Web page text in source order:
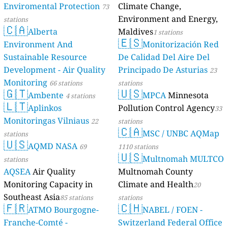
Enviromental Protection 73
stations
🇨🇦Alberta
Environment And
Sustainable Resource
Development - Air Quality
Monitoring 66 stations
🇬🇹Ambente 4 stations
🇱🇹Aplinkos
Monitoringas Vilniaus 22
stations
🇺🇸AQMD NASA 69
stations
AQSEAAir Quality
Monitoring Capacity in
Southeast Asia85 stations
🇫🇷ATMO Bourgogne-
Franche-Comté -
Climate Change,
Environment and Energy,
Maldives1 stations
🇪🇸Monitorización Red
De Calidad Del Aire Del
Principado De Asturias 23
stations
🇺🇸MPCAMinnesota
Pollution Control Agency33
stations
🇨🇦MSC / UNBC AQMap
1110 stations
🇺🇸Multnomah MULTCO
Multnomah County
Climate and Health20
stations
🇨🇭NABEL / FOEN -
Switzerland Federal Office